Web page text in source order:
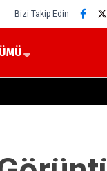
Bizi Takip Edin